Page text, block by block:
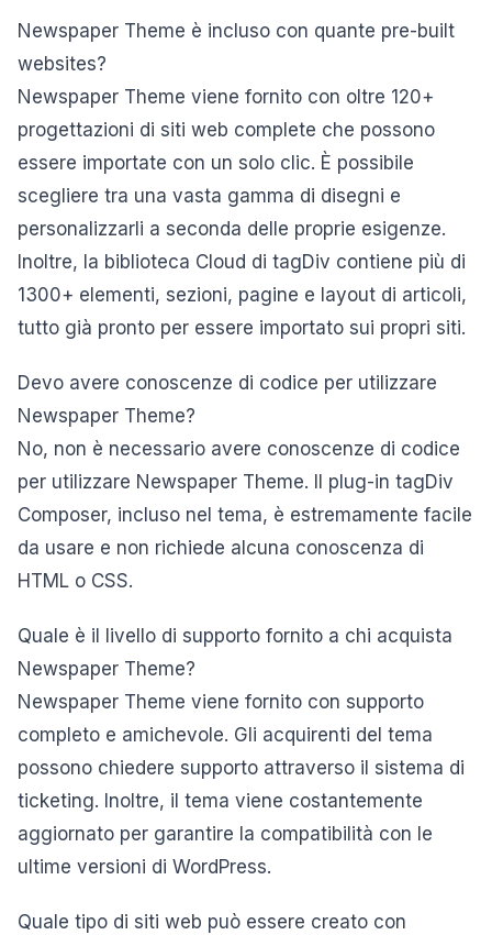
Newspaper Theme è incluso con quante pre-built
websites?
Newspaper Theme viene fornito con oltre 120+
progettazioni di siti web complete che possono
essere importate con un solo clic. È possibile
scegliere tra una vasta gamma di disegni e
personalizzarli a seconda delle proprie esigenze.
Inoltre, la biblioteca Cloud di tagDiv contiene più di
1300+ elementi, sezioni, pagine e layout di articoli,
tutto già pronto per essere importato sui propri siti.
Devo avere conoscenze di codice per utilizzare
Newspaper Theme?
No, non è necessario avere conoscenze di codice
per utilizzare Newspaper Theme. Il plug-in tagDiv
Composer, incluso nel tema, è estremamente facile
da usare e non richiede alcuna conoscenza di
HTML o CSS.
Quale è il livello di supporto fornito a chi acquista
Newspaper Theme?
Newspaper Theme viene fornito con supporto
completo e amichevole. Gli acquirenti del tema
possono chiedere supporto attraverso il sistema di
ticketing. Inoltre, il tema viene costantemente
aggiornato per garantire la compatibilità con le
ultime versioni di WordPress.
Quale tipo di siti web può essere creato con